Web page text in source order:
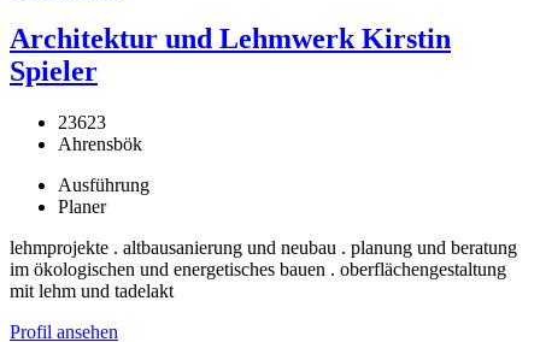
Architektur und Lehmwerk Kirstin
Spieler
23623
Ahrensbök
Ausführung
Planer
lehmprojekte . altbausanierung und neubau . planung und beratung
im ökologischen und energetisches bauen . oberflächengestaltung
mit lehm und tadelakt
Profil ansehen